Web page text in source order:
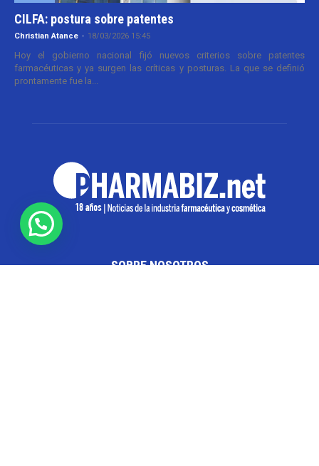
CILFA: postura sobre patentes
Christian Atance - 18/03/2026 15:45
Hoy el gobierno nacional fijó nuevos criterios sobre patentes
farmacéuticas y ya surgen las críticas y posturas. La que se definió
prontamente fue la...
SOBRE NOSOTROS